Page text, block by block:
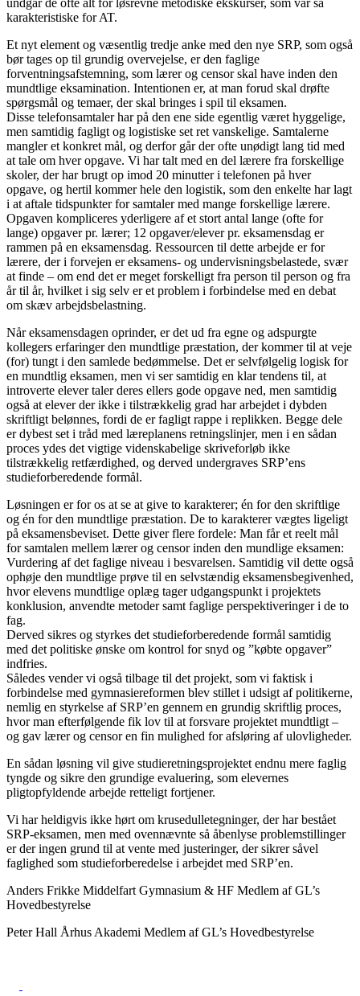
undgår de ofte alt for løsrevne metodiske ekskurser, som var så
karakteristiske for AT.
Et nyt element og væsentlig tredje anke med den nye SRP, som også
bør tages op til grundig overvejelse, er den faglige
forventningsafstemning, som lærer og censor skal have inden den
mundtlige eksamination. Intentionen er, at man forud skal drøfte
spørgsmål og temaer, der skal bringes i spil til eksamen.
Disse telefonsamtaler har på den ene side egentlig været hyggelige,
men samtidig fagligt og logistiske set ret vanskelige. Samtalerne
mangler et konkret mål, og derfor går der ofte unødigt lang tid med
at tale om hver opgave. Vi har talt med en del lærere fra forskellige
skoler, der har brugt op imod 20 minutter i telefonen på hver
opgave, og hertil kommer hele den logistik, som den enkelte har lagt
i at aftale tidspunkter for samtaler med mange forskellige lærere.
Opgaven kompliceres yderligere af et stort antal lange (ofte for
lange) opgaver pr. lærer; 12 opgaver/elever pr. eksamensdag er
rammen på en eksamensdag. Ressourcen til dette arbejde er for
lærere, der i forvejen er eksamens- og undervisningsbelastede, svær
at finde – om end det er meget forskelligt fra person til person og fra
år til år, hvilket i sig selv er et problem i forbindelse med en debat
om skæv arbejdsbelastning.
Når eksamensdagen oprinder, er det ud fra egne og adspurgte
kollegers erfaringer den mundtlige præstation, der kommer til at veje
(for) tungt i den samlede bedømmelse. Det er selvfølgelig logisk for
en mundtlig eksamen, men vi ser samtidig en klar tendens til, at
introverte elever taler deres ellers gode opgave ned, men samtidig
også at elever der ikke i tilstrækkelig grad har arbejdet i dybden
skriftligt belønnes, fordi de er fagligt rappe i replikken. Begge dele
er dybest set i tråd med læreplanens retningslinjer, men i en sådan
proces ydes det vigtige videnskabelige skriveforløb ikke
tilstrækkelig retfærdighed, og derved undergraves SRP’ens
studieforberedende formål.
Løsningen er for os at se at give to karakterer; én for den skriftlige
og én for den mundtlige præstation. De to karakterer vægtes ligeligt
på eksamensbeviset. Dette giver flere fordele: Man får et reelt mål
for samtalen mellem lærer og censor inden den mundlige eksamen:
Vurdering af det faglige niveau i besvarelsen. Samtidig vil dette også
ophøje den mundtlige prøve til en selvstændig eksamensbegivenhed,
hvor elevens mundtlige oplæg tager udgangspunkt i projektets
konklusion, anvendte metoder samt faglige perspektiveringer i de to
fag.
Derved sikres og styrkes det studieforberedende formål samtidig
med det politiske ønske om kontrol for snyd og ”købte opgaver”
indfries.
Således vender vi også tilbage til det projekt, som vi faktisk i
forbindelse med gymnasiereformen blev stillet i udsigt af politikerne,
nemlig en styrkelse af SRP’en gennem en grundig skriftlig proces,
hvor man efterfølgende fik lov til at forsvare projektet mundtligt –
og gav lærer og censor en fin mulighed for afsløring af ulovligheder.
En sådan løsning vil give studieretningsprojektet endnu mere faglig
tyngde og sikre den grundige evaluering, som elevernes
pligtopfyldende arbejde retteligt fortjener.
Vi har heldigvis ikke hørt om krusedulletegninger, der har bestået
SRP-eksamen, men med ovennævnte så åbenlyse problemstillinger
er der ingen grund til at vente med justeringer, der sikrer såvel
faglighed som studieforberedelse i arbejdet med SRP’en.
Anders Frikke Middelfart Gymnasium & HF Medlem af GL’s
Hovedbestyrelse
Peter Hall Århus Akademi Medlem af GL’s Hovedbestyrelse